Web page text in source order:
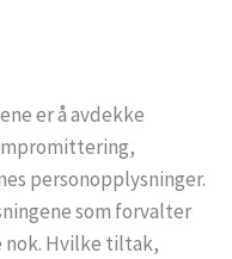
er å avdekke
personopplysninger.
som forvalter
nok. Hvilke tiltak,